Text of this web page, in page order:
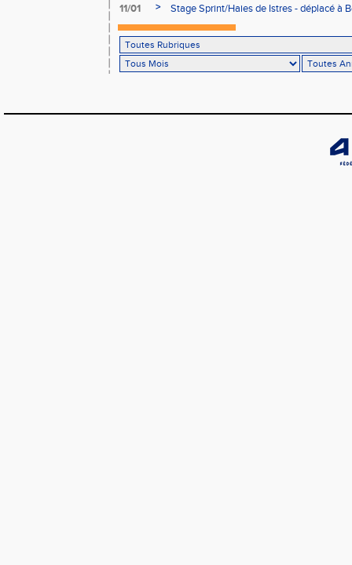
11/01
> Stage Sprint/Haies de Istres - déplacé à